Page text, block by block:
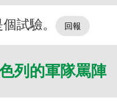
個試驗。
列的軍隊罵陣